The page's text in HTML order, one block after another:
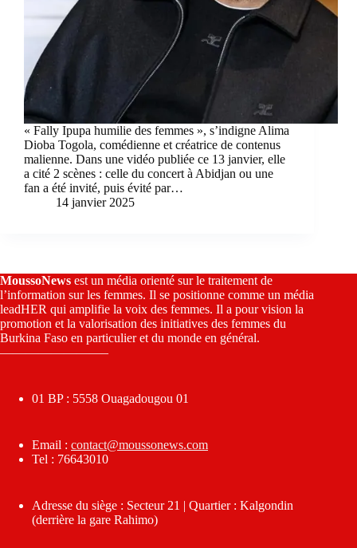
« Fally Ipupa humilie des femmes », s’indigne Alima
Dioba Togola, comédienne et créatrice de contenus
malienne. Dans une vidéo publiée ce 13 janvier, elle
a cité 2 scènes : celle du concert à Abidjan ou une
fan a été invité, puis évité par…
14 janvier 2025
MoussoNews est un média orienté sur le traitement de
l’information sur les femmes. Il se positionne comme un média
leadHER qui amplifie la voix des femmes. Il a pour vision la
promotion et la valorisation des initiatives des femmes du
Burkina Faso en particulier et du monde en général.
————————–
01 BP : 5558 Ouagadougou 01
Email : contact@moussonews.com
Tel : 76643010
Adresse du siège : Secteur 21 | Quartier : Kalgondin
(derrière la gare Rahimo)